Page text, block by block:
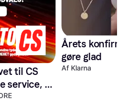
til CS
service,
Årets
gøre glad
Af Klarna